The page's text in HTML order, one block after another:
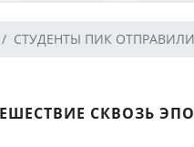
СТУДЕНТЫ ПИК
СКВОЗЬ